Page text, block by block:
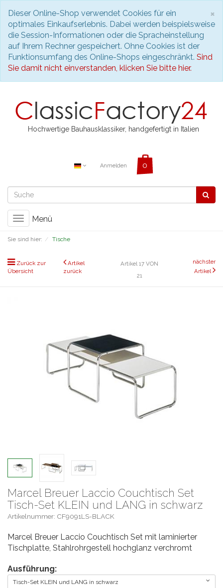
×
Dieser Online-Shop verwendet Cookies für ein
optimales Einkaufserlebnis. Dabei werden beispielsweise
die Session-Informationen oder die Spracheinstellung
auf Ihrem Rechner gespeichert. Ohne Cookies ist der
Funktionsumfang des Online-Shops eingeschränkt. Sind
Sie damit nicht einverstanden, klicken Sie bitte hier.
Hochwertige Bauhausklassiker, handgefertigt in Italien
Anmelden
Toggle
Menü
Sie sind hier: Tische
Zurück zur
Übersicht
Artikel
zurück
Artikel 17 VON
21
nächster
Artikel
Marcel Breuer Laccio Couchtisch Set
Tisch-Set KLEIN und LANG in schwarz
Artikelnummer: CF9091LS-BLACK
Marcel Breuer Laccio Couchtisch Set mit laminierter
Tischplatte, Stahlrohrgestell hochglanz verchromt
Ausführung:
Tisch-Set KLEIN und LANG in schwarz